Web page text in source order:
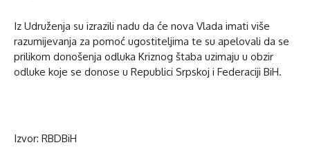
Iz Udruženja su izrazili nadu da će nova Vlada imati više
razumijevanja za pomoć ugostiteljima te su apelovali da se
prilikom donošenja odluka Kriznog štaba uzimaju u obzir
odluke koje se donose u Republici Srpskoj i Federaciji BiH.
Izvor: RBDBiH